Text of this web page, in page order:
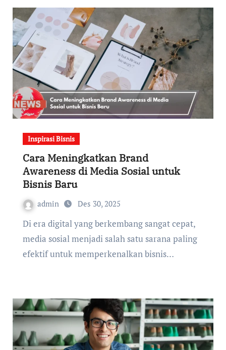
Inspirasi Bisnis
Cara Meningkatkan Brand
Awareness di Media Sosial untuk
Bisnis Baru
admin Des 30, 2025
Di era digital yang berkembang sangat cepat,
media sosial menjadi salah satu sarana paling
efektif untuk memperkenalkan bisnis…